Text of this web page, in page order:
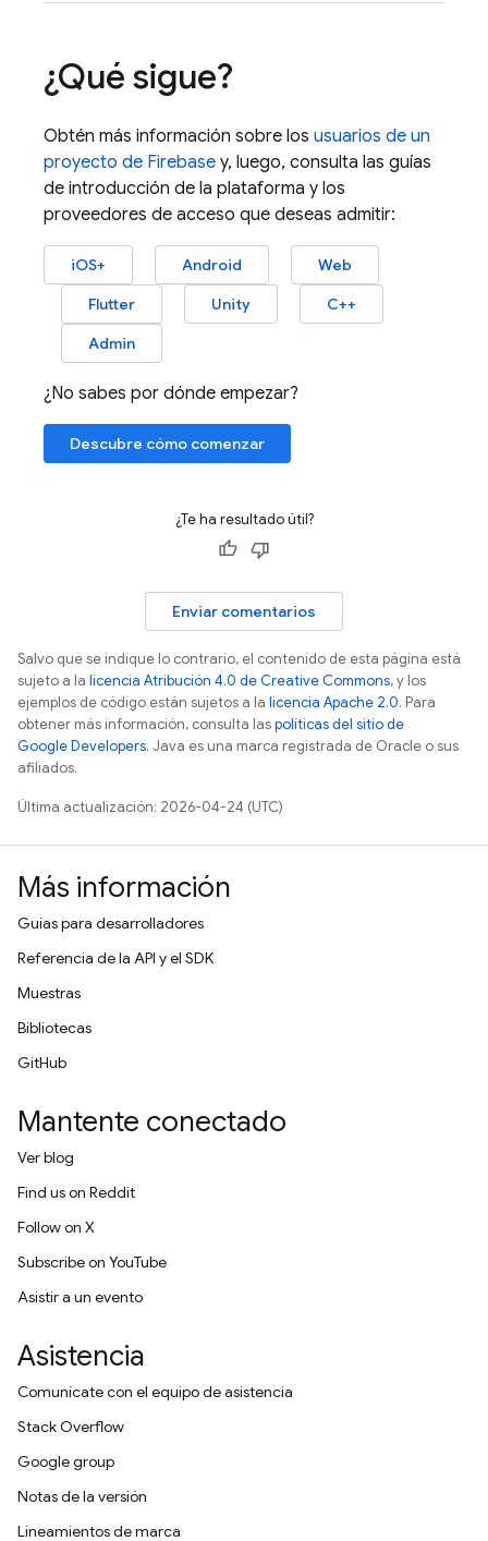
¿Qué sigue?
Obtén más información sobre los usuarios de un
proyecto de Firebase y, luego, consulta las guías
de introducción de la plataforma y los
proveedores de acceso que deseas admitir:
iOS+ Android
Web
Flutter
Unity
C++
Admin
¿No sabes por dónde empezar?
Descubre cómo comenzar
¿Te ha resultado útil?
Enviar comentarios
Salvo que se indique lo contrario, el contenido de esta página está
sujeto a la licencia Atribución 4.0 de Creative Commons, y los
ejemplos de código están sujetos a la licencia Apache 2.0. Para
obtener más información, consulta laspolíticas del sitio de
Google Developers. Java es una marca registrada de Oracle o sus
afiliados.
Última actualización: 2026-04-24 (UTC)
Más información
Guías para desarrolladores
Referencia de la API y el SDK
Muestras
Bibliotecas
GitHub
Mantente conectado
Ver blog
Find us on Reddit
Follow on X
Subscribe on YouTube
Asistir a un evento
Asistencia
Comunícate con el equipo de asistencia
Stack Overflow
Google group
Notas de la versión
Lineamientos de marca